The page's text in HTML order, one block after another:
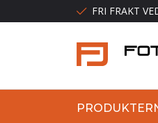
FRI FRAKT
PRODUKTER